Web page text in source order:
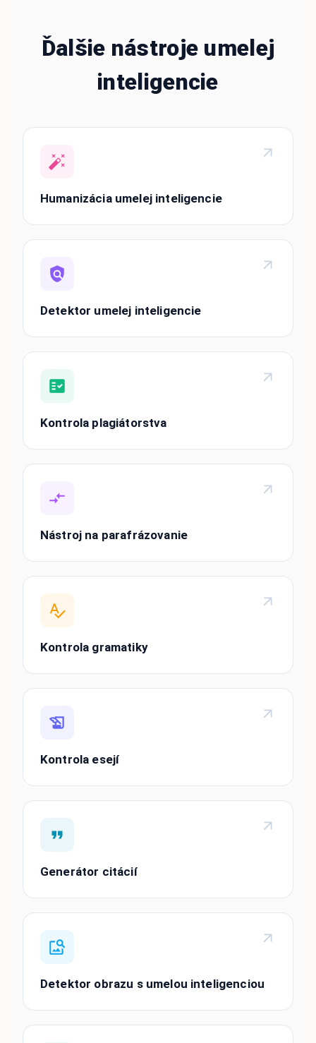
Ďalšie nástroje umelej
inteligencie
Humanizácia umelej inteligencie
Detektor umelej inteligencie
Kontrola plagiátorstva
Nástroj na parafrázovanie
Kontrola gramatiky
Kontrola esejí
Generátor citácií
Detektor obrazu s umelou inteligenciou